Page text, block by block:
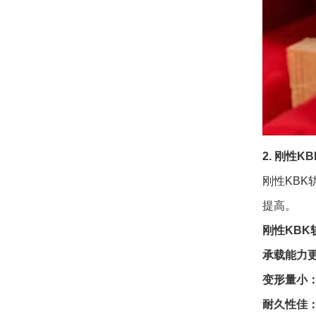
2. 刚性
刚性KBK
提高。
刚性KBK
承载能力
变形量小
耐久性佳